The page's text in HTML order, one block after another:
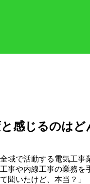
感じるのはど
域で活動する電気工事
事や内線工事の業務を
聞いたけど、本当？」